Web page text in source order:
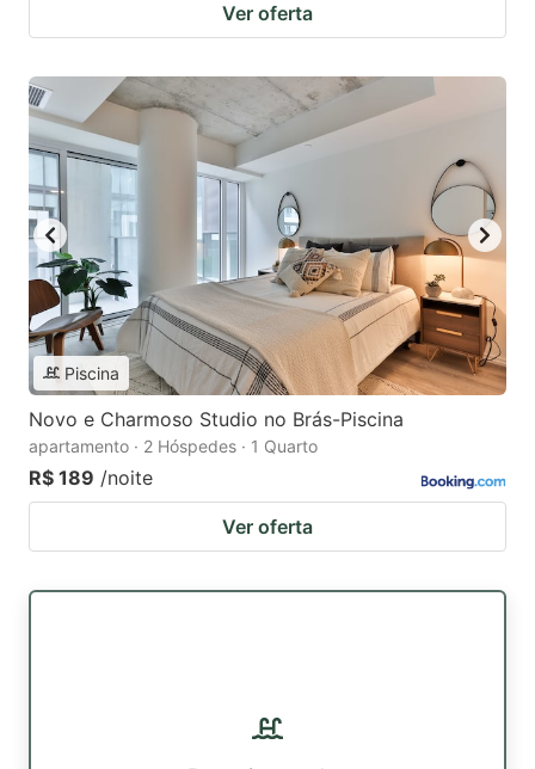
Ver oferta
Piscina
Novo e Charmoso Studio no Brás-Piscina
apartamento · 2 Hóspedes · 1 Quarto
R$ 189 /noite
Ver oferta